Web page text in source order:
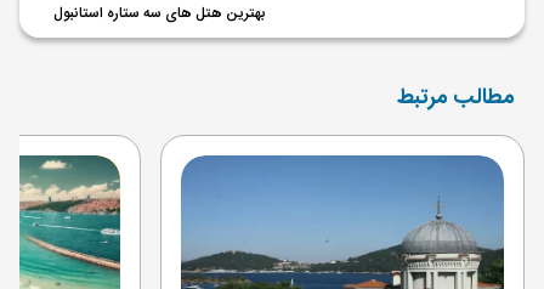
بهترین هتل های سه ستاره استانبول
مطالب مرتبط